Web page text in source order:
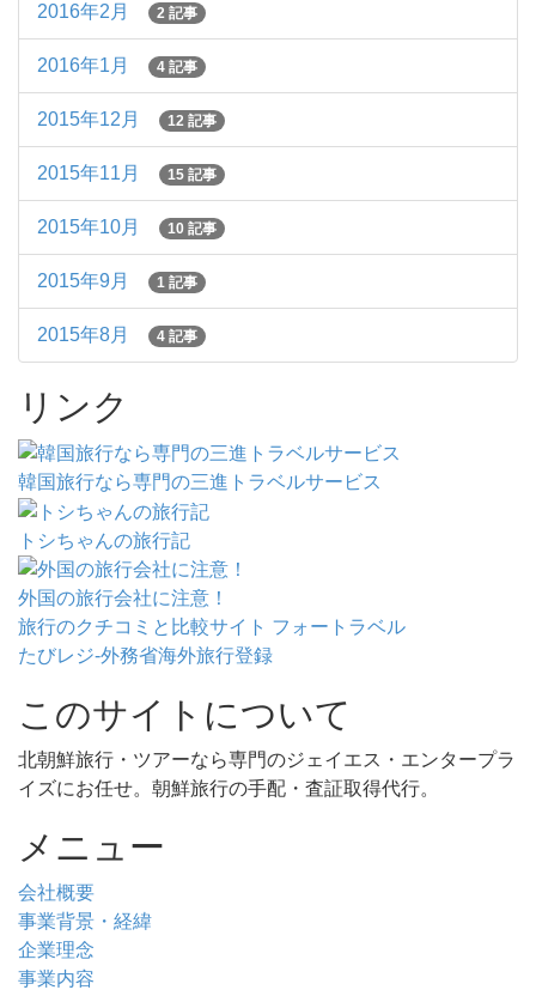
2016年2月 2 記事
2016年1月 4 記事
2015年12月 12 記事
2015年11月 15 記事
2015年10月 10 記事
2015年9月 1 記事
2015年8月 4 記事
リンク
韓国旅行なら専門の三進トラベルサービス
トシちゃんの旅行記
外国の旅行会社に注意！
旅行のクチコミと比較サイト フォートラベル
たびレジ-外務省海外旅行登録
このサイトについて
北朝鮮旅行・ツアーなら専門のジェイエス・エンタープラ
イズにお任せ。朝鮮旅行の手配・査証取得代行。
メニュー
会社概要
事業背景・経緯
企業理念
事業内容